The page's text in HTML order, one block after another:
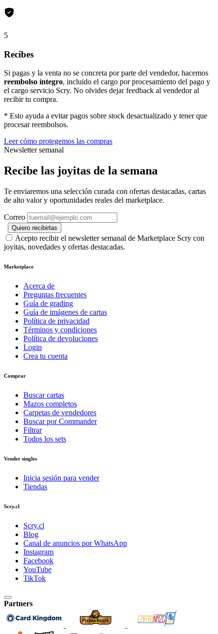
5
Recibes
Si pagas y la venta no se concreta por parte del vendedor, hacemos
reembolso íntegro, incluido el cargo por procesamiento del pago y
el cargo servicio Scry. No olvides dejar feedback al vendedor al
recibir tu compra.
* Esto ayuda a evitar pagos sobre stock desactualizado y tener que
procesar reembolsos.
Leer cómo protegemos las compras
Newsletter semanal
Recibe las joyitas de la semana
Te enviaremos una selección curada con ofertas destacadas, cartas
de alto valor y oportunidades reales del marketplace.
Correo
Quiero recibirlas
Acepto recibir el newsletter semanal de Marketplace Scry con
joyitas, novedades y ofertas destacadas.
Marketplace
Acerca de
Preguntas frecuentes
Guía de grading
Guía de imágenes de cartas
Política de privacidad
Términos y condiciones
Política de devoluciones
Login
Crea tu cuenta
Comprar
Buscar cartas
Mazos completos
Carpetas de vendedores
Buscar por Commander
Filtrar
Todos los sets
Vender singles
Inicia sesión para vender
Tiendas
Scry.cl
Scry.cl
Blog
Canal de anuncios por WhatsApp
Instagram
Facebook
YouTube
TikTok
Partners